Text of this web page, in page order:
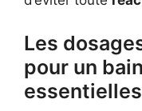
Les
pour un
essentielles